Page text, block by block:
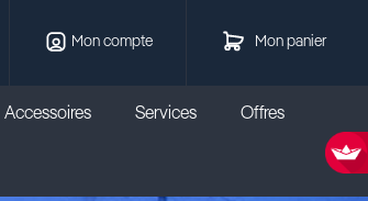
Mon panier
Mon compte
Accessoires Services Offres